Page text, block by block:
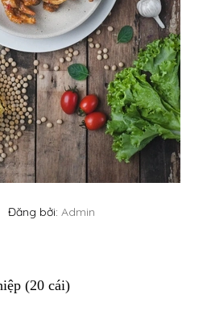
Đăng bởi: Admin
(20 cái)